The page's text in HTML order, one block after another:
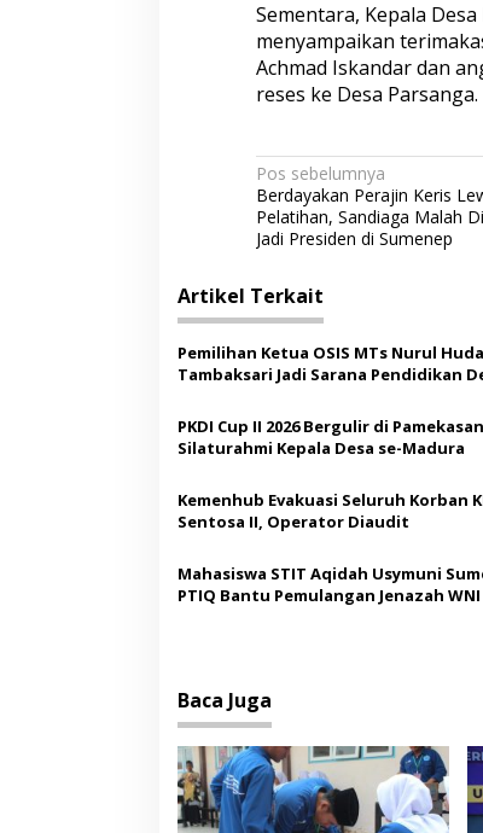
Sementara, Kepala
menyampaikan
Achmad Iskandar dan
reses ke Desa Parsanga.
N
a
v
i
g
a
s
i
p
o
s
Pos sebelumnya
Berdayakan Perajin Keris
Pelatihan, Sandiaga Malah
Jadi Presiden di Sumenep
Artikel Terkait
Pemilihan Ketua OSIS MTs Nurul
Tambaksari Jadi Sarana Pendidikan
PKDI Cup II 2026 Bergulir di
Silaturahmi Kepala Desa se-Madura
Kemenhub Evakuasi Seluruh Korban
Sentosa II, Operator Diaudit
Mahasiswa STIT Aqidah Usymuni
PTIQ Bantu Pemulangan Jenazah
Baca Juga